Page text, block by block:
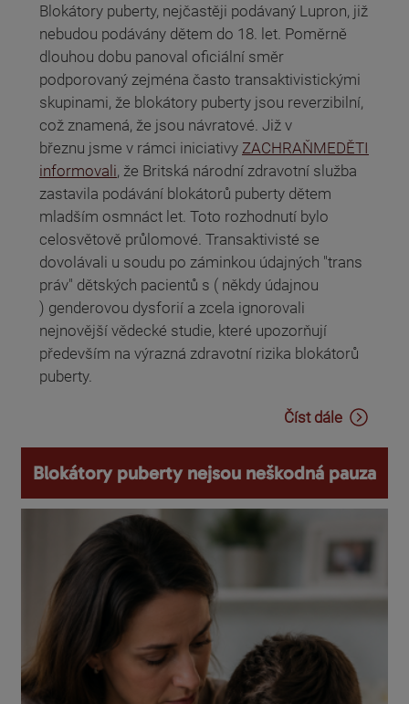
Blokátory puberty, nejčastěji podávaný Lupron, již
nebudou podávány dětem do 18. let. Poměrně
dlouhou dobu panoval oficiální směr
podporovaný zejména často transaktivistickými
skupinami, že blokátory puberty jsou reverzibilní,
což znamená, že jsou návratové. Již v
březnu jsme v rámci iniciativy ZACHRAŇMEDĚTI
informovali, že Britská národní zdravotní služba
zastavila podávání blokátorů puberty dětem
mladším osmnáct let. Toto rozhodnutí bylo
celosvětově průlomové. Transaktivisté se
dovolávali u soudu po záminkou údajných "trans
práv" dětských pacientů s ( někdy údajnou
) genderovou dysforií a zcela ignorovali
nejnovější vědecké studie, které upozorňují
především na výrazná zdravotní rizika blokátorů
puberty.
Číst dále
Blokátory puberty nejsou neškodná pauza